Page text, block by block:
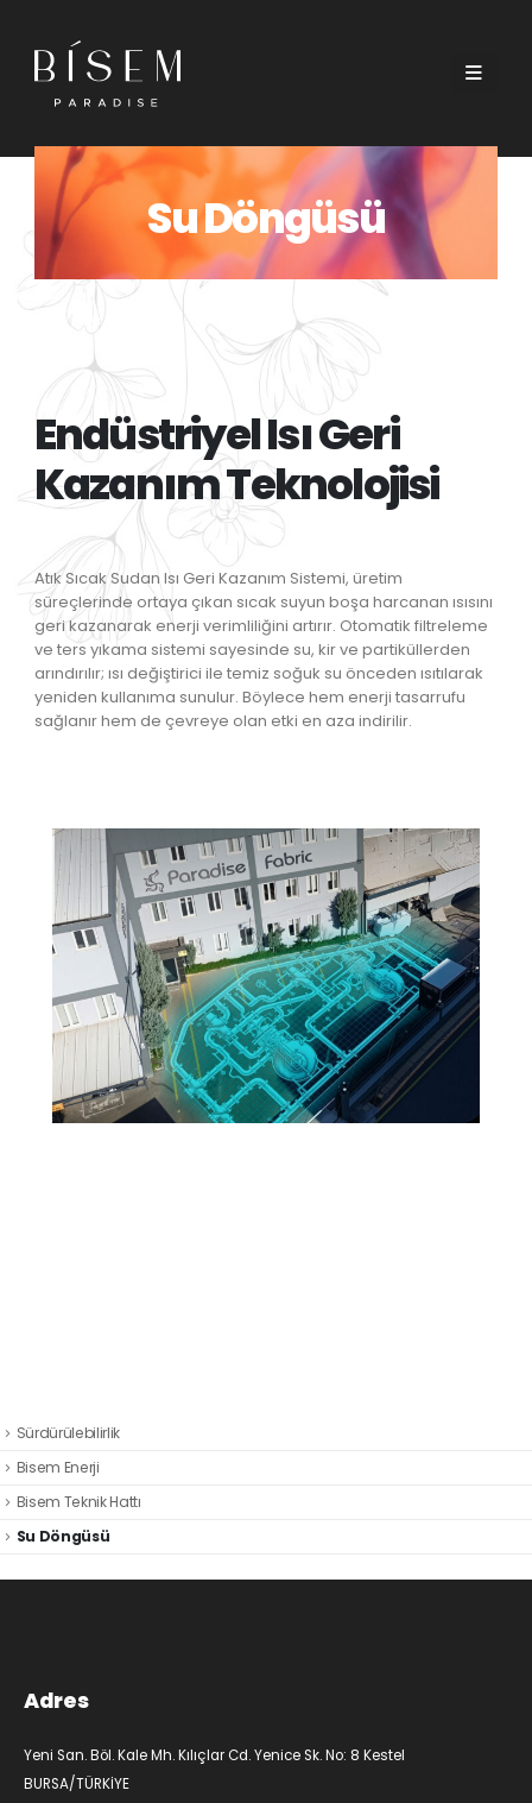
Su Döngüsü
Endüstriyel Isı Geri
Kazanım Teknolojisi
Atık Sıcak Sudan Isı Geri Kazanım Sistemi, üretim
süreçlerinde ortaya çıkan sıcak suyun boşa harcanan ısısını
geri kazanarak enerji verimliliğini artırır. Otomatik filtreleme
ve ters yıkama sistemi sayesinde su, kir ve partiküllerden
arındırılır; ısı değiştirici ile temiz soğuk su önceden ısıtılarak
yeniden kullanıma sunulur. Böylece hem enerji tasarrufu
sağlanır hem de çevreye olan etki en aza indirilir.
Sürdürülebilirlik
Bisem Enerji
Bisem Teknik Hattı
Su Döngüsü
Adres
Yeni San. Böl. Kale Mh. Kılıçlar Cd. Yenice Sk. No: 8 Kestel
BURSA/TÜRKİYE